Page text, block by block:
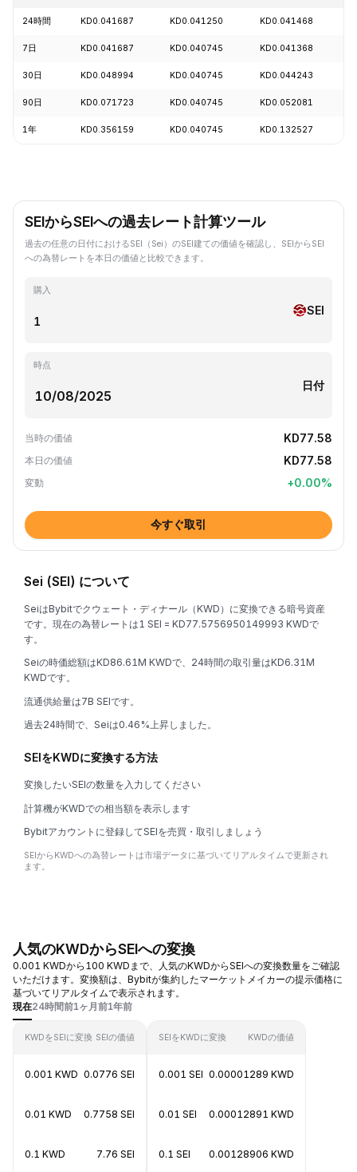
24時間 KD0.041687 KD0.041250 KD0.041468
7日 KD0.041687 KD0.040745 KD0.041368
30日 KD0.048994 KD0.040745 KD0.044243
90日 KD0.071723 KD0.040745 KD0.052081
1年 KD0.356159 KD0.040745 KD0.132527
SEIからSEIへの過去レート計算ツール
過去の任意の日付におけるSEI（Sei）のSEI建ての価値を確認し、SEIからSEI
への為替レートを本日の価値と比較できます。
購入
SEI
時点
日付
当時の価値 KD77.58
本日の価値 KD77.58
変動 +0.00%
今すぐ取引
Sei (SEI) について
SeiはBybitでクウェート・ディナール（KWD）に変換できる暗号資産
です。現在の為替レートは1 SEI = KD77.5756950149993 KWDで
す。
Seiの時価総額はKD86.61M KWDで、24時間の取引量はKD6.31M
KWDです。
流通供給量は7B SEIです。
過去24時間で、Seiは0.46%上昇しました。
SEIをKWDに変換する方法
変換したいSEIの数量を入力してください
計算機がKWDでの相当額を表示します
Bybitアカウントに登録してSEIを売買・取引しましょう
SEIからKWDへの為替レートは市場データに基づいてリアルタイムで更新され
ます。
人気のKWDからSEIへの変換
0.001 KWDから100 KWDまで、人気のKWDからSEIへの変換数量をご確認
いただけます。変換額は、Bybitが集約したマーケットメイカーの提示価格に
基づいてリアルタイムで表示されます。
現在24時間前1ヶ月前1年前
KWDをSEIに変換 SEIの価値
0.001 KWD 0.0776 SEI
0.01 KWD 0.7758 SEI
0.1 KWD 7.76 SEI
SEIをKWDに変換 KWDの価値
0.001 SEI 0.00001289 KWD
0.01 SEI 0.00012891 KWD
0.1 SEI 0.00128906 KWD